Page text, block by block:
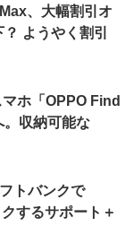
、大幅割引オ
ようやく割引
ホ「OPPO Find
。収納可能な
トバンクで
するサポート＋